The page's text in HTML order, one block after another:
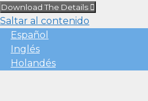
Download The Details
Saltar al contenido
Español
Inglés
Holandés